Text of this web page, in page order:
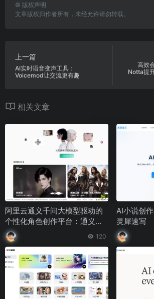
© 版权声明
文章版权归作者所有，未经允许请勿转载。
上一篇
AI实时语音变声工具：
Voicemod让交流更有趣
高效
Notta提
相关文章
阿里云通义千问大模型驱动的
个性化角色创作平台：通义星
尘
120
AI小说创
灵犀速写